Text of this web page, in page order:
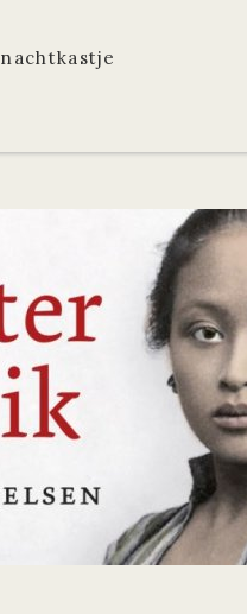
nachtkastje